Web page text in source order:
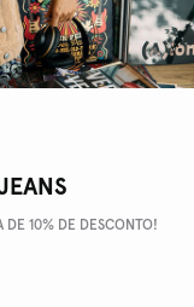
DE 10% DE DESCONTO!